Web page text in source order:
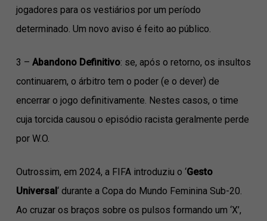
jogadores para os vestiários por um período
determinado. Um novo aviso é feito ao público.
3 – Abandono Definitivo: se, após o retorno, os insultos
continuarem, o árbitro tem o poder (e o dever) de
encerrar o jogo definitivamente. Nestes casos, o time
cuja torcida causou o episódio racista geralmente perde
por W.O.
Outrossim, em 2024, a FIFA introduziu o ‘Gesto
Universal‘ durante a Copa do Mundo Feminina Sub-20.
Ao cruzar os braços sobre os pulsos formando um ‘X’,